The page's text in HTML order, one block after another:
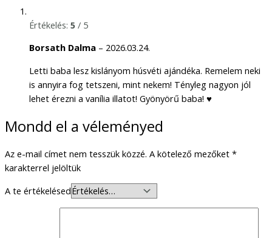
Értékelés: 5 / 5
Borsath Dalma – 2026.03.24.
Letti baba lesz kislányom húsvéti ajándéka. Remelem neki
is annyira fog tetszeni, mint nekem! Tényleg nagyon jól
lehet érezni a vanília illatot! Gyönyörű baba! ♥️
Mondd el a véleményed
Az e-mail címet nem tesszük közzé. A kötelező mezőket *
karakterrel jelöltük
A te értékelésed